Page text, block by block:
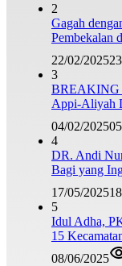
2
Gagah
Pembekalan
22/02/2025
3
BREAKING
Appi-Aliyah
04/02/2025
4
DR. Andi
Bagi yang
17/05/2025
5
Idul Adha,
15
08/06/2025